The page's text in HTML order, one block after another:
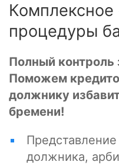
процедуры
Полный контроль
Поможем
должнику
бремени!
должника,